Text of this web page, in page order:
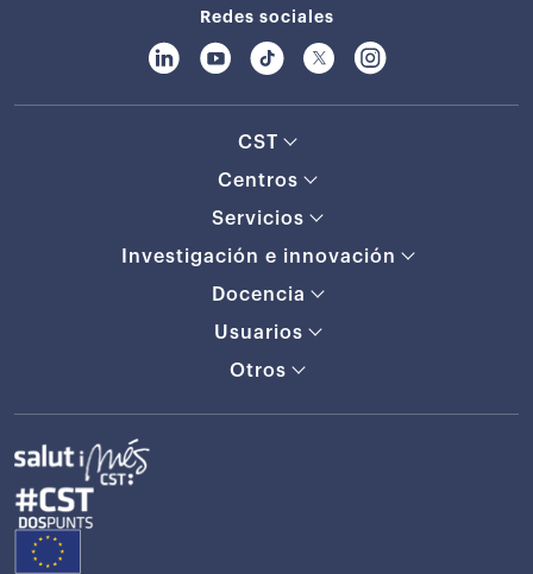
Redes sociales
CST
Centros
Servicios
Investigación e innovación
Docencia
Usuarios
Otros